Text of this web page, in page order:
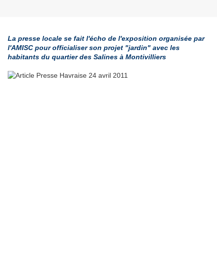
La presse locale se fait l'écho de l'exposition organisée par
l'AMISC pour officialiser son projet "jardin" avec les
habitants du quartier des Salines à Montivilliers